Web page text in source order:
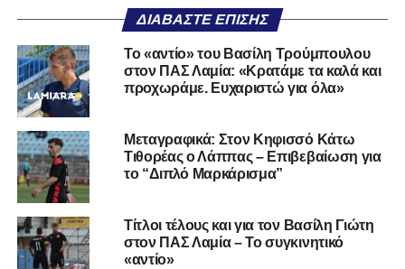
ΔΙΑΒΆΣΤΕ ΕΠΊΣΗΣ
Το «αντίο» του Βασίλη Τρούμπουλου
στον ΠΑΣ Λαμία: «Κρατάμε τα καλά και
προχωράμε. Ευχαριστώ για όλα»
Μεταγραφικά: Στον Κηφισσό Κάτω
Τιθορέας ο Λάππας – Επιβεβαίωση για
το “Διπλό Μαρκάρισμα”
Τίτλοι τέλους και για τον Βασίλη Γιώτη
στον ΠΑΣ Λαμία – Το συγκινητικό
«αντίο»